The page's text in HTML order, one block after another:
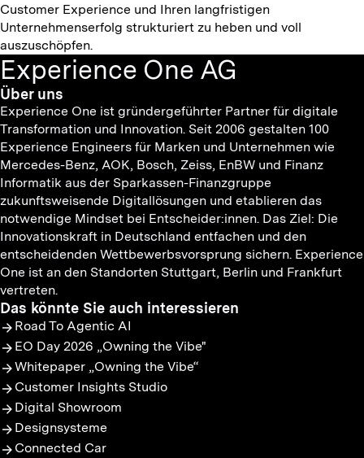
Customer Experience und Ihren langfristigen
Unternehmenserfolg strukturiert zu heben und voll
auszuschöpfen.
Experience One AG
Über uns
Experience One ist gründergeführter Partner für digitale
Transformation und Innovation. Seit 2006 gestalten 100
Experience Engineers für Marken und Unternehmen wie
Mercedes-Benz, AOK, Bosch, Zeiss, EnBW und Finanz
Informatik aus der Sparkassen-Finanzgruppe
zukunftsweisende Digitallösungen und etablieren das
notwendige Mindset bei Entscheider:innen. Das Ziel: Die
Innovationskraft in Deutschland entfachen und den
entscheidenden Wettbewerbsvorsprung sichern. Experience
One ist an den Standorten Stuttgart, Berlin und Frankfurt
vertreten.
Das könnte Sie auch interessieren
Road To Agentic AI
EO Day 2026 „Owning the Vibe"
Whitepaper „Owning the Vibe“
Customer Insights Studio
Digital Showroom
Designsysteme
Connected Car